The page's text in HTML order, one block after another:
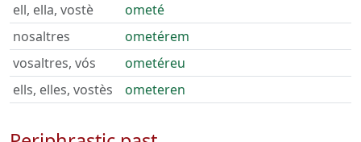
ell, ella, vostè
ometé
nosaltres
ometérem
vosaltres, vós
ometéreu
ells, elles, vostès
ometeren